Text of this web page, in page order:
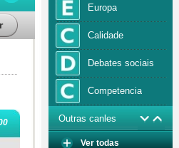
Europa
Calidade
Debates sociais
Competencia
Economía
Outras canles
Ver todas